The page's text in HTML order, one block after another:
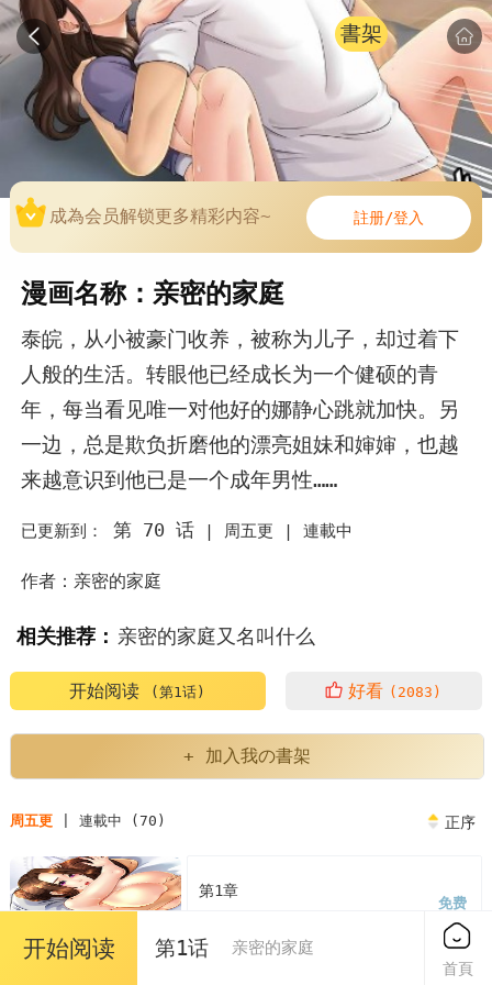
書架
成為会员解锁更多精彩内容~ 註册/登入
漫画名称：亲密的家庭
泰皖，从小被豪门收养，被称为儿子，却过着下
人般的生活。转眼他已经成长为一个健硕的青
年，每当看见唯一对他好的娜静心跳就加快。另
一边，总是欺负折磨他的漂亮姐妹和婶婶，也越
来越意识到他已是一个成年男性……
已更新到： 第 70 话| 周五更 | 連載中
作者：亲密的家庭
相关推荐： 亲密的家庭又名叫什么
亲密的家庭漫画为什么不更新了 亲密的家庭繁体
亲密的家庭又叫什么
亲密的家庭泰民
亲密的家庭或者朋友中的评价表现了
亲密的家庭火猫&凯瑞 韩漫亲密的家庭又名叫什么
开始阅读 (第1话) 好看 (2083)
+ 加入我の書架
周五更| 連載中 (70) 正序
第1章
免费
开始阅读 第1话 亲密的家庭
首頁